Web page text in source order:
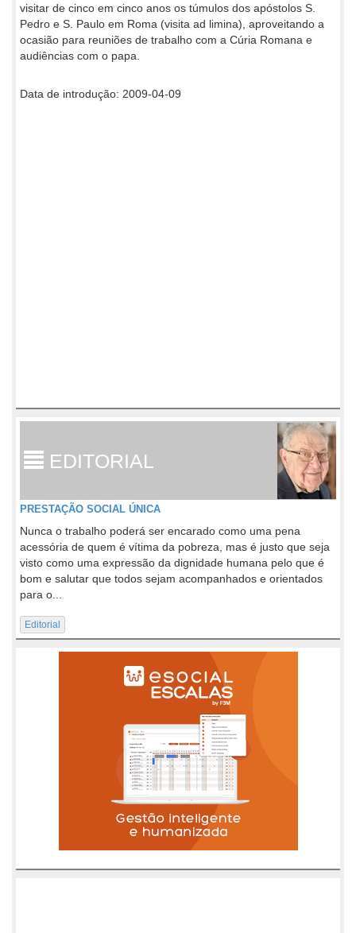
visitar de cinco em cinco anos os túmulos dos apóstolos S.
Pedro e S. Paulo em Roma (visita ad limina), aproveitando a
ocasião para reuniões de trabalho com a Cúria Romana e
audiências com o papa.
Data de introdução: 2009-04-09
EDITORIAL
PRESTAÇÃO SOCIAL ÚNICA
Nunca o trabalho poderá ser encarado como uma pena
acessória de quem é vítima da pobreza, mas é justo que seja
visto como uma expressão da dignidade humana pelo que é
bom e salutar que todos sejam acompanhados e orientados
para o...
Editorial